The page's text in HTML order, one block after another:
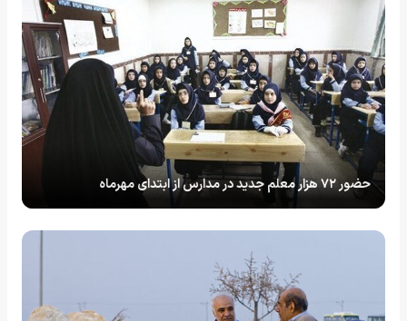
حضور ۷۲ هزار معلم جدید در مدارس از ابتدای مهرماه